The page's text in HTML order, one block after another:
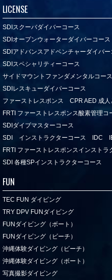
LICENSE
SDIスクーバダイバーコース
SDIオープンウォーターダイバーコース
SDIアドバンスアドベンチャーダイバー
SDIスペシャリティーコース
サイドマウントファンダメンタルコース
SDIレスキューダイバーコース
ファーストレスポンス CPR AED 成人
FRTI ファーストレスポンス酸素管理コ
SDIダイブマスターコース
SDI インストラクターコース IDC
FRTI ファーストレスポンスインストラ
SDI 各種SPインストラクターコース
FUN
TEC FUN ダイビング
TRY DPV FUNダイビング
FUNダイビング（ボート）
FUNダイビング（ビーチ）
沖縄体験ダイビング（ビーチ）
沖縄体験ダイビング（ボート）
写真撮影ダイビング